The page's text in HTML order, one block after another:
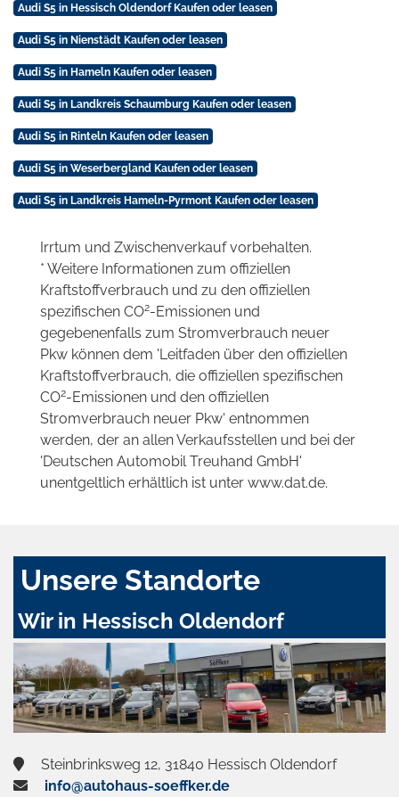
Audi S5 in Hessisch Oldendorf Kaufen oder leasen
Audi S5 in Nienstädt Kaufen oder leasen
Audi S5 in Hameln Kaufen oder leasen
Audi S5 in Landkreis Schaumburg Kaufen oder leasen
Audi S5 in Rinteln Kaufen oder leasen
Audi S5 in Weserbergland Kaufen oder leasen
Audi S5 in Landkreis Hameln-Pyrmont Kaufen oder leasen
Irrtum und Zwischenverkauf vorbehalten.
* Weitere Informationen zum offiziellen
Kraftstoffverbrauch und zu den offiziellen
spezifischen CO2-Emissionen und
gegebenenfalls zum Stromverbrauch neuer
Pkw können dem 'Leitfaden über den offiziellen
Kraftstoffverbrauch, die offiziellen spezifischen
CO2-Emissionen und den offiziellen
Stromverbrauch neuer Pkw' entnommen
werden, der an allen Verkaufsstellen und bei der
'Deutschen Automobil Treuhand GmbH'
unentgeltlich erhältlich ist unter www.dat.de.
Unsere Standorte
Wir in Hessisch Oldendorf
Steinbrinksweg 12, 31840 Hessisch Oldendorf
info@autohaus-soeffker.de